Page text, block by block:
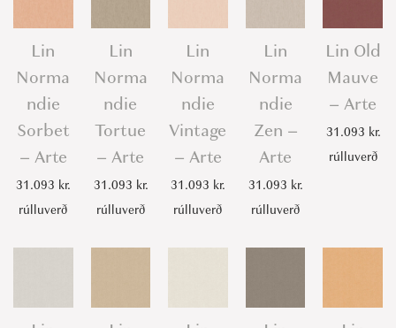
Lin
Norma
ndie
Sorbet
– Arte
31.093 kr.
rúlluverð
Lin
Norma
ndie
Tortue
– Arte
31.093 kr.
rúlluverð
Lin
Norma
ndie
Vintage
– Arte
31.093 kr.
rúlluverð
Lin
Norma
ndie
Zen –
Arte
31.093 kr.
rúlluverð
Lin Old
Mauve
– Arte
31.093 kr.
rúlluverð